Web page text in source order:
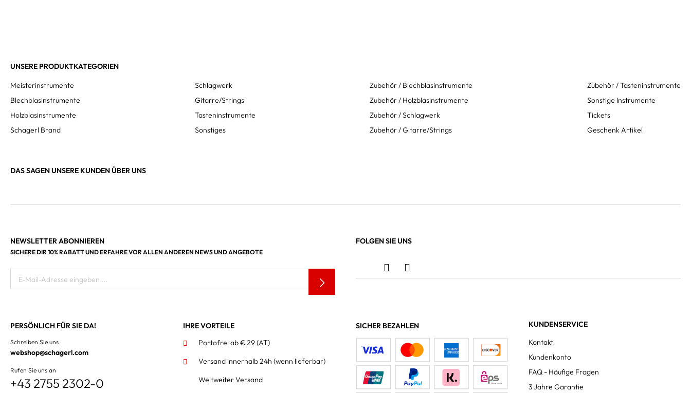
UNSERE PRODUKTKATEGORIEN
Meisterinstrumente
Blechblasinstrumente
Holzblasinstrumente
Schagerl Brand
Schlagwerk
Gitarre/Strings
Tasteninstrumente
Sonstiges
Zubehör / Blechblasinstrumente
Zubehör / Holzblasinstrumente
Zubehör / Schlagwerk
Zubehör / Gitarre/Strings
Zubehör / Tasteninstrumente
Sonstige Instrumente
Tickets
Geschenk Artikel
DAS SAGEN UNSERE KUNDEN ÜBER UNS
NEWSLETTER ABONNIEREN
SICHERE DIR 10% RABATT UND ERFAHRE VOR ALLEN ANDEREN NEWS UND ANGEBOTE
E-Mail-Adresse eingeben ...
FOLGEN SIE UNS
PERSÖNLICH FÜR SIE DA!
Schreiben Sie uns
webshop@schagerl.com
Rufen Sie uns an
+43 2755 2302-0
IHRE VORTEILE
Portofrei ab € 29 (AT)
Versand innerhalb 24h (wenn lieferbar)
Weltweiter Versand
SICHER BEZAHLEN
KUNDENSERVICE
Kontakt
Kundenkonto
FAQ - Häufige Fragen
3 Jahre Garantie